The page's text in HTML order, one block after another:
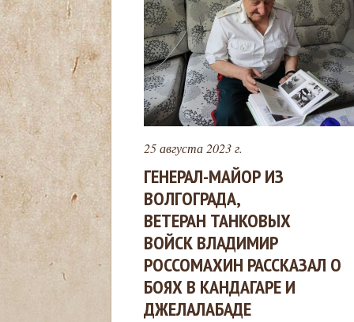
д
е
с
ь
25 августа 2023 г.
ГЕНЕРАЛ-МАЙОР ИЗ
ВОЛГОГРАДА,
ВЕТЕРАН ТАНКОВЫХ
ВОЙСК ВЛАДИМИР
РОССОМАХИН РАССКАЗАЛ О
БОЯХ В КАНДАГАРЕ И
ДЖЕЛАЛАБАДЕ